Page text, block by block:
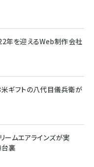
年を迎えるWeb制作会社
ギフトの八代目儀兵衛が
ームエアラインズが実
台裏